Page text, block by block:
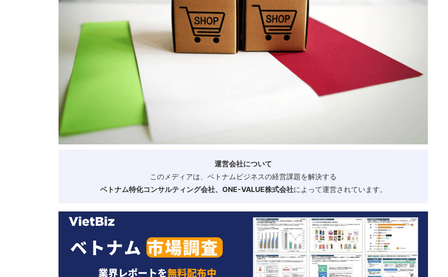
財務・会計
税制
補助金・助成金
ベトナム業界地図
運営会社について
このメディアは、ベトナムビジネスの経営課題を解決する
ベトナム特化コンサルティング会社、ONE-VALUE株式会社によって運営されています。